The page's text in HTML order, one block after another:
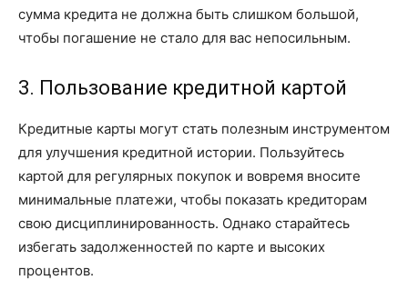
сумма кредита не должна быть слишком большой,
чтобы погашение не стало для вас непосильным.
3. Пользование кредитной картой
Кредитные карты могут стать полезным инструментом
для улучшения кредитной истории. Пользуйтесь
картой для регулярных покупок и вовремя вносите
минимальные платежи, чтобы показать кредиторам
свою дисциплинированность. Однако старайтесь
избегать задолженностей по карте и высоких
процентов.